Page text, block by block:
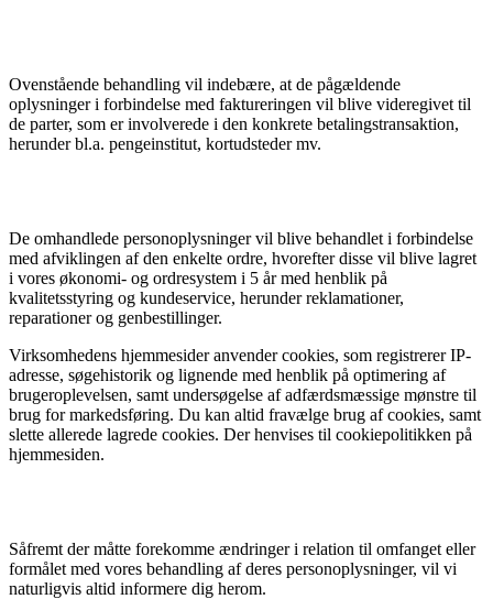
Ovenstående behandling vil indebære, at de pågældende
oplysninger i forbindelse med faktureringen vil blive videregivet til
de parter, som er involverede i den konkrete betalingstransaktion,
herunder bl.a. pengeinstitut, kortudsteder mv.
De omhandlede personoplysninger vil blive behandlet i forbindelse
med afviklingen af den enkelte ordre, hvorefter disse vil blive lagret
i vores økonomi- og ordresystem i 5 år med henblik på
kvalitetsstyring og kundeservice, herunder reklamationer,
reparationer og genbestillinger.
Virksomhedens hjemmesider anvender cookies, som registrerer IP-
adresse, søgehistorik og lignende med henblik på optimering af
brugeroplevelsen, samt undersøgelse af adfærdsmæssige mønstre til
brug for markedsføring. Du kan altid fravælge brug af cookies, samt
slette allerede lagrede cookies. Der henvises til cookiepolitikken på
hjemmesiden.
Såfremt der måtte forekomme ændringer i relation til omfanget eller
formålet med vores behandling af deres personoplysninger, vil vi
naturligvis altid informere dig herom.